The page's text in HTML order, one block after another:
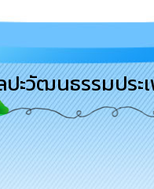
ะวัฒนธรรมปร